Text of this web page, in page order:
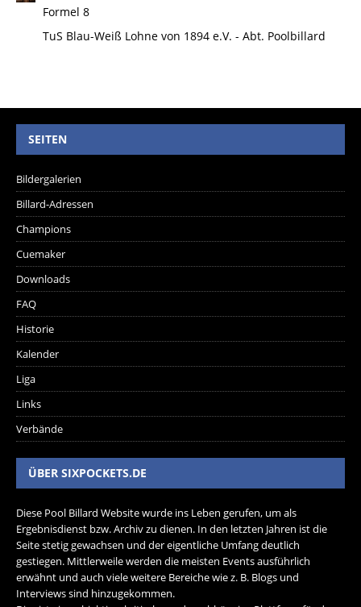
Formel 8
TuS Blau-Weiß Lohne von 1894 e.V. - Abt. Poolbillard
SEITEN
Bildergalerien
Billard-Adressen
Champions
Cuemaker
Downloads
FAQ
Historie
Kalender
Liga
Links
Verbände
ÜBER SIXPOCKETS.DE
Diese Pool Billard Website wurde ins Leben gerufen, um als
Ergebnisdienst bzw. Archiv zu dienen. In den letzten Jahren ist die
Seite stetig gewachsen und der eigentliche Umfang deutlich
gestiegen. Mittlerweile werden die meisten Events ausführlich
erwähnt und auch viele weitere Bereiche wie z. B. Blogs und
Interviews sind hinzugekommen.